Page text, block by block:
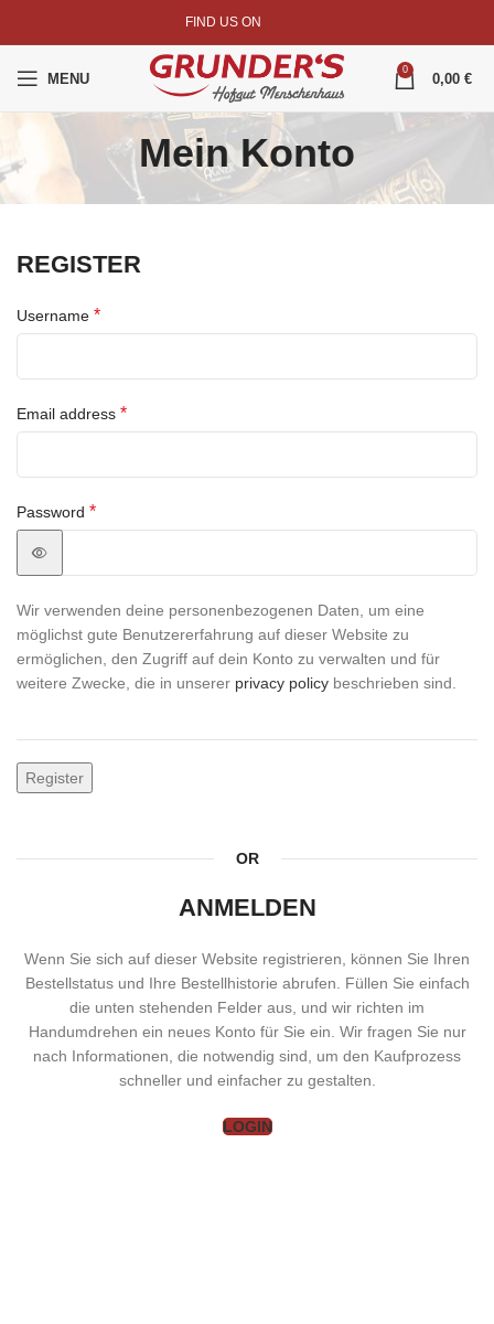
FIND US ON
MENU
0
0,00 €
Mein Konto
REGISTER
Username *
Email address *
Password *
Wir verwenden deine personenbezogenen Daten, um eine
möglichst gute Benutzererfahrung auf dieser Website zu
ermöglichen, den Zugriff auf dein Konto zu verwalten und für
weitere Zwecke, die in unserer privacy policy beschrieben sind.
Register
OR
ANMELDEN
Wenn Sie sich auf dieser Website registrieren, können Sie Ihren
Bestellstatus und Ihre Bestellhistorie abrufen. Füllen Sie einfach
die unten stehenden Felder aus, und wir richten im
Handumdrehen ein neues Konto für Sie ein. Wir fragen Sie nur
nach Informationen, die notwendig sind, um den Kaufprozess
schneller und einfacher zu gestalten.
LOGIN